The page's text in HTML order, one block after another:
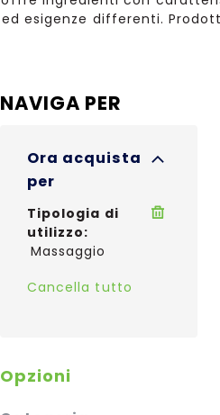
ed esigenze differenti.
NAVIGA PER
Ora acquista
per
Tipologia di
utilizzo
Massaggio
Cancella tutto
Opzioni